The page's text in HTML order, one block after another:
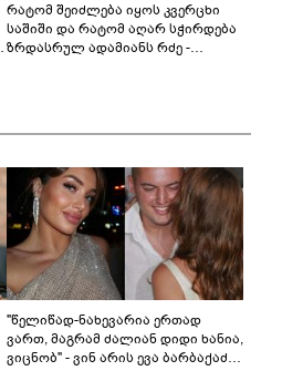
რატომ შეიძლება იყოს კვერცხი
საშიში და რატომ აღარ სჭირდება
ზრდასრულ ადამიანს რძე -
"წელიწად-ნახევარია ერთად
ვართ, მაგრამ ძალიან დიდი ხანია,
ვიცნობ" - ვინ არის ევა ბარბაქაძის